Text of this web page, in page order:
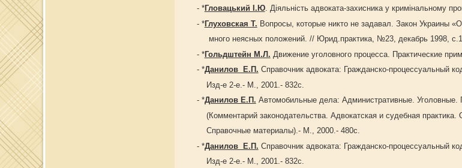
- *Гловацький І.Ю. Діяльність адвоката-захисника у кримінальному
- *Глуховская Т. Вопросы, которые никто не задавал. Закон Украины
много неясных положений. // Юрид.практика, №23, декабрь 1998,
- *Гольдштейн М.Л. Движение уголовного процесса. Практические
- *Данилов Е.П. Справочник адвоката: Гражданско-процессуальный
Изд-е 2-е.- М., 2001.- 832с.
- *Данилов Е.П. Автомобильные дела: Административные. Уголовные.
(Комментарий законодательства. Адвокатская и судебная практика.
Справочные материалы).- М., 2000.- 480с.
- *Данилов Е.П. Справочник адвоката: Гражданско-процессуальный
Изд-е 2-е.- М., 2001.- 832с.